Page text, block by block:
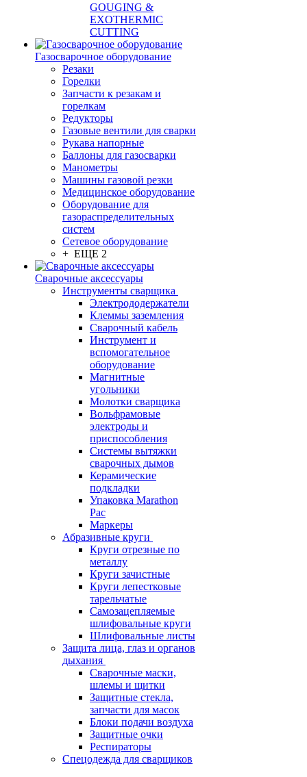
GOUGING &
EXOTHERMIC
CUTTING
Газосварочное оборудование
Резаки
Горелки
Запчасти к резакам и
горелкам
Редукторы
Газовые вентили для сварки
Рукава напорные
Баллоны для газосварки
Манометры
Машины газовой резки
Медицинское оборудование
Оборудование для
газораспределительных
систем
Сетевое оборудование
+ ЕЩЕ 2
Сварочные аксессуары
Инструменты сварщика
Электрододержатели
Клеммы заземления
Сварочный кабель
Инструмент и
вспомогательное
оборудование
Магнитные
угольники
Молотки сварщика
Вольфрамовые
электроды и
приспособления
Системы вытяжки
сварочных дымов
Керамические
подкладки
Упаковка Marathon
Pac
Маркеры
Абразивные круги
Круги отрезные по
металлу
Круги зачистные
Круги лепестковые
тарельчатые
Самозацепляемые
шлифовальные круги
Шлифовальные листы
Защита лица, глаз и органов
дыхания
Сварочные маски,
шлемы и щитки
Защитные стекла,
запчасти для масок
Блоки подачи воздуха
Защитные очки
Респираторы
Спецодежда для сварщиков